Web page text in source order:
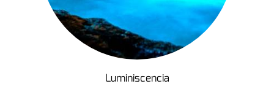
Luminiscencia